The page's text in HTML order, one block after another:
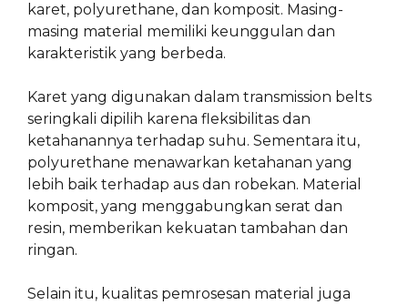
karet, polyurethane, dan komposit. Masing-
masing material memiliki keunggulan dan
karakteristik yang berbeda.
Karet yang digunakan dalam transmission belts
seringkali dipilih karena fleksibilitas dan
ketahanannya terhadap suhu. Sementara itu,
polyurethane menawarkan ketahanan yang
lebih baik terhadap aus dan robekan. Material
komposit, yang menggabungkan serat dan
resin, memberikan kekuatan tambahan dan
ringan.
Selain itu, kualitas pemrosesan material juga